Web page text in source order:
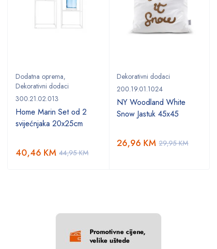
Dodatna oprema,
Dekorativni dodaci
300.21.02.013
Home Marin Set od 2
svijećnjaka 20x25cm
44,95KM
40,46 KM
Dekorativni dodaci
200.19.01.1024
NY Woodland White
Snow Jastuk 45x45
29,95KM
26,96 KM